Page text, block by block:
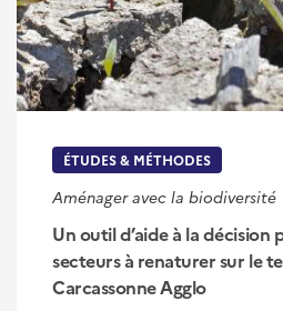
ÉTUDES & MÉTHODES
Aménager avec la biodiversité
Un outil d’aide à la
secteurs à renaturer sur le
Carcassonne Agglo